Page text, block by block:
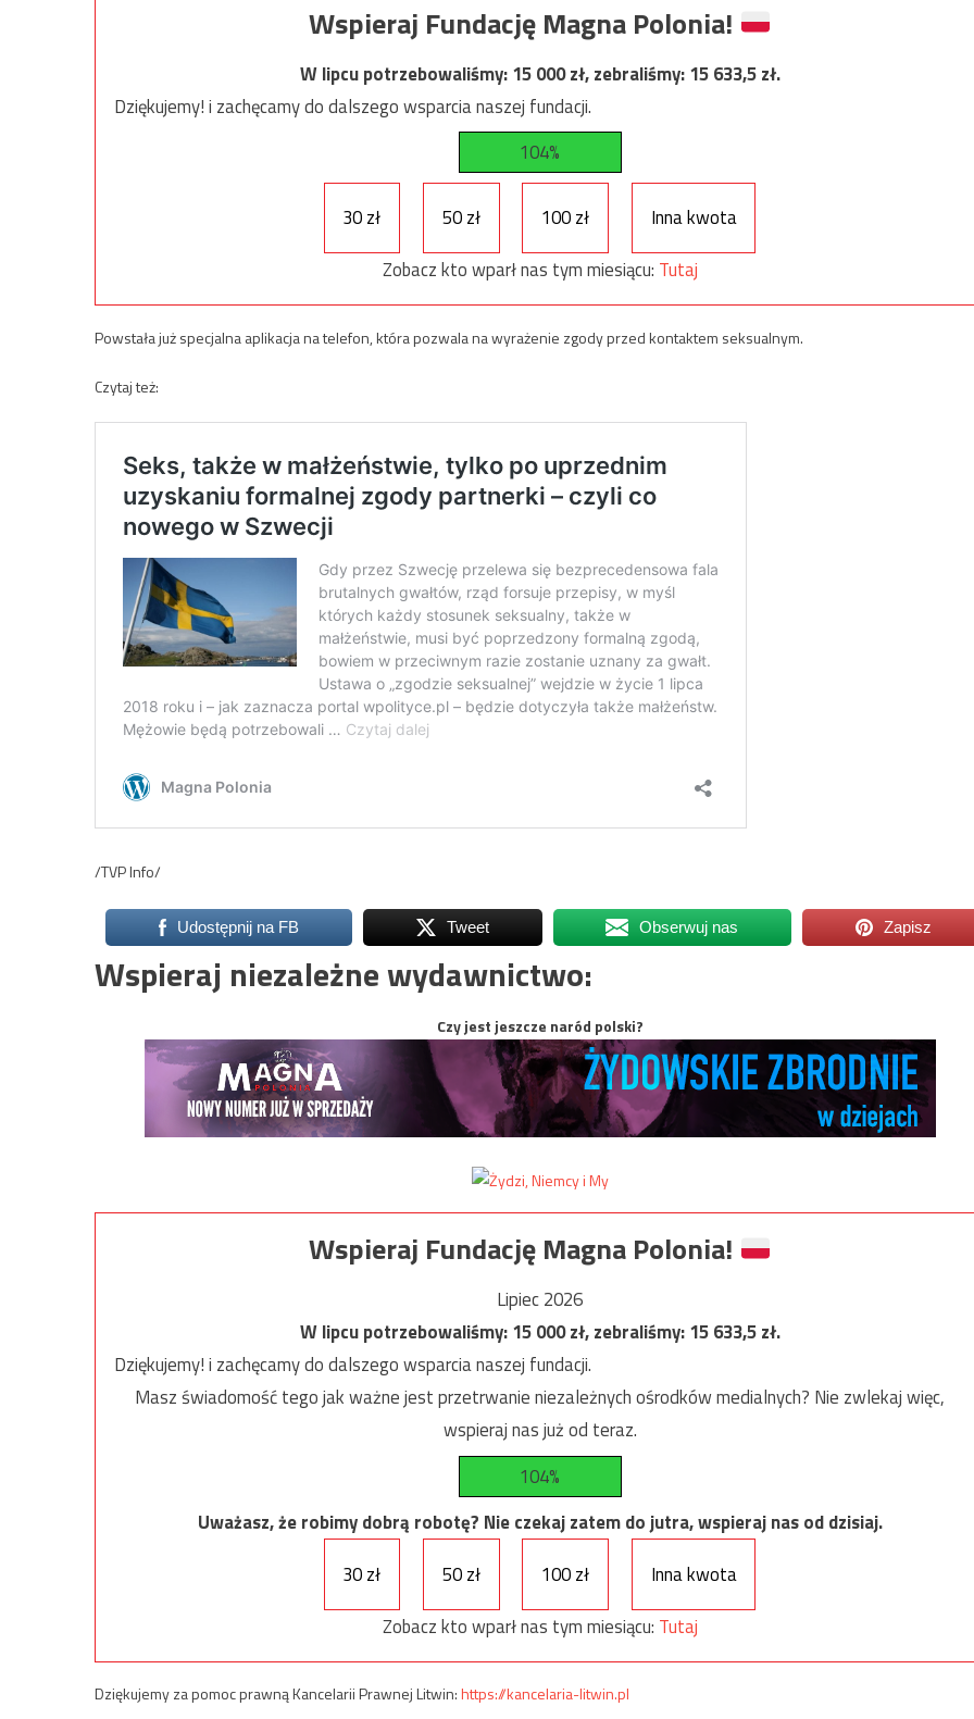
Wspieraj Fundację Magna Polonia!
W lipcu potrzebowaliśmy:15 000zł, zebraliśmy:15 633,5zł.
Dziękujemy! i zachęcamy do dalszego wsparcia naszej fundacji.
104%
30 zł 50 zł 100 zł
Inna kwota
Zobacz kto wparł nas tym miesiącu: Tutaj
Powstała już specjalna aplikacja na telefon, która pozwala na wyrażenie zgody przed kontaktem seksualnym.
Czytaj też:
/TVP Info/
Udostępnij na FB Tweet Obserwuj nas Zapisz
Wspieraj niezależne wydawnictwo:
Czy jest jeszcze naród polski?
Wspieraj Fundację Magna Polonia!
Lipiec 2026
W lipcu potrzebowaliśmy:15 000zł, zebraliśmy:15 633,5zł.
Dziękujemy! i zachęcamy do dalszego wsparcia naszej fundacji.
Masz świadomość tego jak ważne jest przetrwanie niezależnych ośrodków medialnych? Nie zwlekaj więc,
wspieraj nas już od teraz.
104%
Uważasz, że robimy dobrą robotę? Nie czekaj zatem do jutra, wspieraj nas od dzisiaj.
30 zł
50 zł 100 zł
Inna kwota
Zobacz kto wparł nas tym miesiącu: Tutaj
Dziękujemy za pomoc prawną Kancelarii Prawnej Litwin:https://kancelaria-litwin.pl